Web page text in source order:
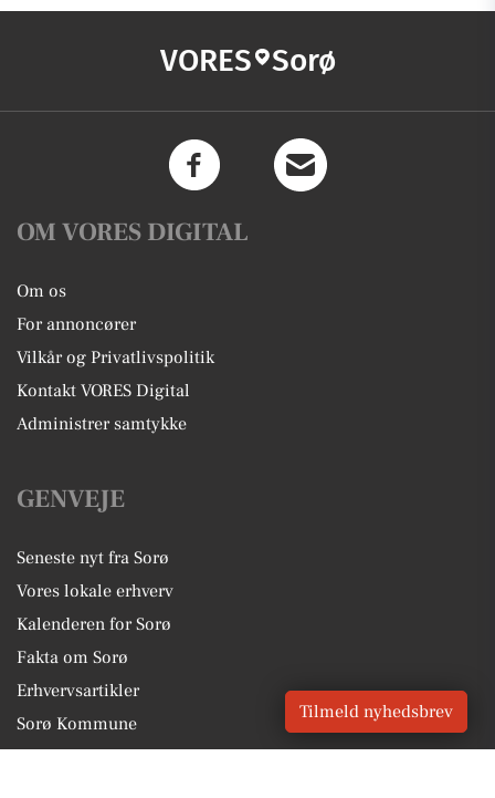
VORES Sorø
OM VORES DIGITAL
Om os
For annoncører
Vilkår og Privatlivspolitik
Kontakt VORES Digital
Administrer samtykke
GENVEJE
Seneste nyt fra Sorø
Vores lokale erhverv
Kalenderen for Sorø
Fakta om Sorø
Erhvervsartikler
Sorø Kommune
Tilmeld nyhedsbrev